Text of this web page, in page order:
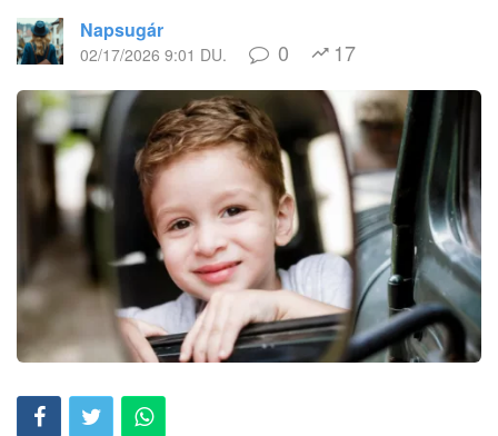
Napsugár
02/17/2026 9:01 DU. 0 17